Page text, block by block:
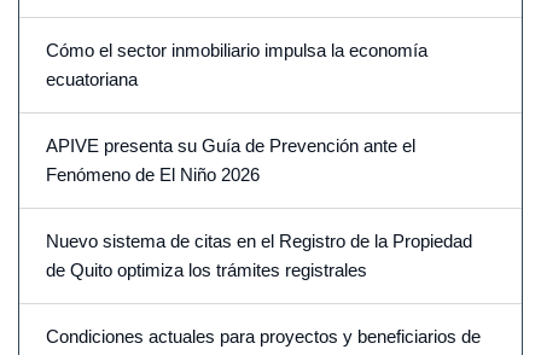
Cómo el sector inmobiliario impulsa la economía
ecuatoriana
APIVE presenta su Guía de Prevención ante el
Fenómeno de El Niño 2026
Nuevo sistema de citas en el Registro de la Propiedad
de Quito optimiza los trámites registrales
Condiciones actuales para proyectos y beneficiarios de